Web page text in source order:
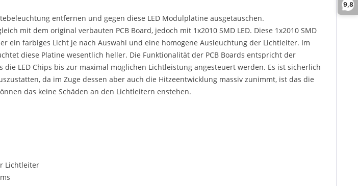
9,8
entfernen und gegen diese LED Modulplatine ausgetauschen.
mit dem original verbauten PCB Board, jedoch mit 1x2010 SMD LED. Diese 1x2010 SMD
ein farbiges Licht je nach Auswahl und eine homogene Ausleuchtung der Lichtleiter. Im
diese Platine wesentlich heller. Die Funktionalität der PCB Boards entspricht der
LED Chips bis zur maximal möglichen Lichtleistung angesteuert werden. Es ist sicherlich
da im Zuge dessen aber auch die Hitzeentwicklung massiv zunimmt, ist das die
das keine Schäden an den Lichtleitern enstehen.
Lichtleiter